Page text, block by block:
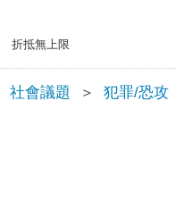
折抵無上限
社會議題 ＞ 犯罪/恐攻